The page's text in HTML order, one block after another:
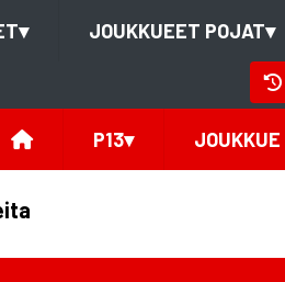
▾ JOUKKUEET POJAT▾
P13▾ JOUKKUE